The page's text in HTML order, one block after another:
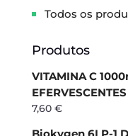
Todos os
Produtos
VITAMINA C
EFERVESCENTES
7,60 €